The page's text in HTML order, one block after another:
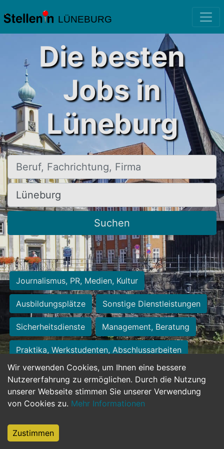
LÜNEBURG
Wir verwenden Cookies, um Ihnen eine bessere
Nutzererfahrung zu ermöglichen. Durch die Nutzung
unserer Webseite stimmen Sie unserer Verwendung
von Cookies zu. Mehr Informationen
Zustimmen
Die besten
Jobs in
Lüneburg
Beruf, Fachrichtung, Firma
Ort, Stadt
Suchen
Journalismus, PR, Medien, Kultur
Ausbildungsplätze Sonstige Dienstleistungen
Sicherheitsdienste Management, Beratung
Praktika, Werkstudenten, Abschlussarbeiten
Personalwesen Assistenz, Sekretariat
Hilfskräfte, Aushilfs- und Nebenjobs
Weiterbildung, Studium, duale Ausbildung